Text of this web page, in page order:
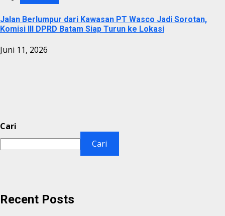
Jalan Berlumpur dari Kawasan PT Wasco Jadi Sorotan,
Komisi III DPRD Batam Siap Turun ke Lokasi
Juni 11, 2026
Cari
Cari
Recent Posts